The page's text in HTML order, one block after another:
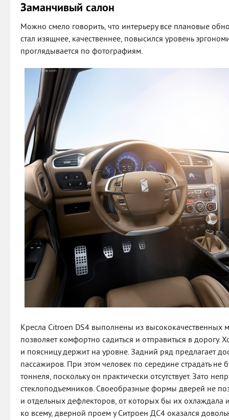
Заманчивый салон
Можно смело говорить, что интерьеру все плановые
стал изящнее, качественнее, повысился уровень
проглядывается по фотографиям.
Кресла Citroen DS4 выполнены из высококачественных
позволяет комфортно садиться и отправиться в
и поясницу держит на уровне. Задний ряд предлагает
пассажиров. При этом человек по середине страдать не
тоннеля, поскольку он практически отсутствует. Зато
стеклоподъемников. Своеобразные формы дверей не
и отдельных дефлекторов, от которых бы их охлаждала
ко всему, дверной проем у Ситроен ДС4 оказался